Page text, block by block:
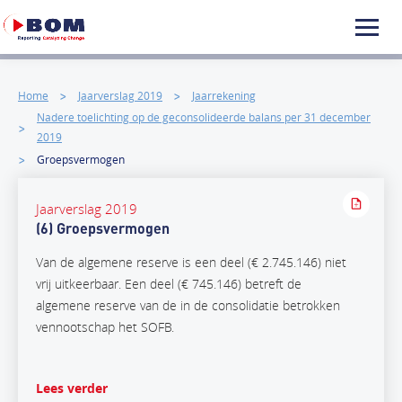
Home Jaarverslag 2019
Jaarrekening
Nadere toelichting op de geconsolideerde balans per 31 december
2019
Groepsvermogen
Jaarverslag 2019
(6) Groepsvermogen
Van de algemene reserve is een deel (€ 2.745.146) niet
vrij uitkeerbaar. Een deel (€ 745.146) betreft de
algemene reserve van de in de consolidatie betrokken
vennootschap het SOFB.
Lees verder